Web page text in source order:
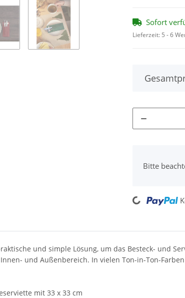
Sofort
Lieferzeit: 5 - 6
Bitte
Loading...
und simple Lösung, um das Besteck- und
und Außenbereich. In vielen Ton-in-Ton-
mit 33 x 33 cm